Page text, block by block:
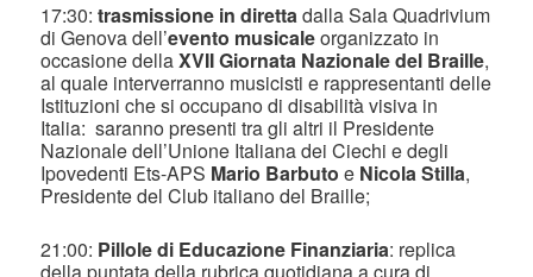
17:30:trasmissione in direttadalla Sala Quadrivium
di Genova dell’evento musicaleorganizzato in
occasione dellaXVII Giornata Nazionale del Braille,
al quale interverranno musicisti e rappresentanti delle
Istituzioni che si occupano di disabilità visiva in
Italia: saranno presenti tra gli altri il Presidente
Nazionale dell’Unione Italiana dei Ciechi e degli
Ipovedenti Ets-APS Mario Barbuto e Nicola Stilla,
Presidente del Club italiano del Braille;
21:00: Pillole di Educazione Finanziaria: replica